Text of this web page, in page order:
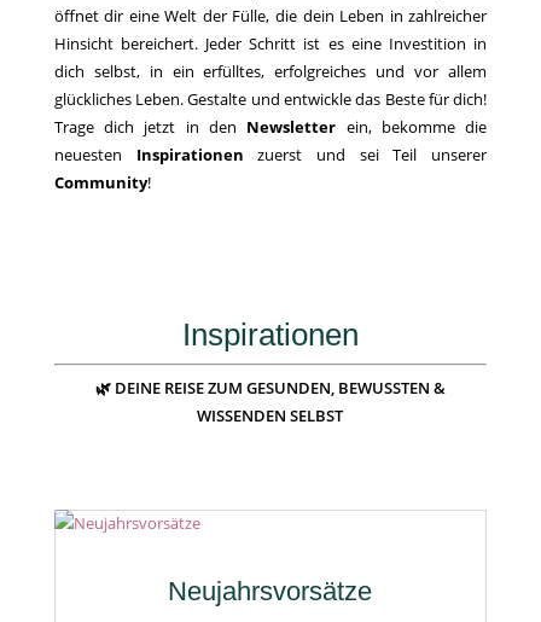
öffnet dir eine Welt der Fülle, die dein Leben in zahlreicher
Hinsicht bereichert. Jeder Schritt ist es eine Investition in
dich selbst, in ein erfülltes, erfolgreiches und vor allem
glückliches Leben. Gestalte und entwickle das Beste für dich!
Trage dich jetzt in den Newsletter ein, bekomme die
neuesten Inspirationen zuerst und sei Teil unserer
Community!
Inspirationen
🌿 DEINE REISE ZUM GESUNDEN, BEWUSSTEN &
WISSENDEN SELBST
Neujahrsvorsätze